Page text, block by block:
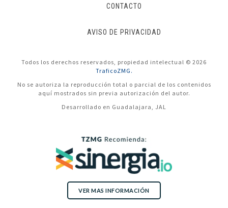
CONTACTO
AVISO DE PRIVACIDAD
Todos los derechos reservados, propiedad intelectual © 2026
TraficoZMG.
No se autoriza la reproducción total o parcial de los contenidos
aquí mostrados sin previa autorización del autor.
Desarrollado en Guadalajara, JAL
VER MAS INFORMACIÓN